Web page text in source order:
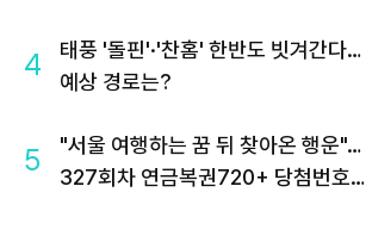
4
태풍 '돌핀'·'찬홈' 한반도 빗겨간다…
예상 경로는?
5
"서울 여행하는 꿈 뒤 찾아온 행운"…
327회차 연금복권720+ 당첨번호조